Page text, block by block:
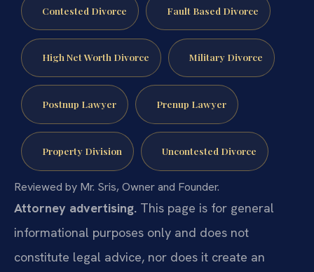
Contested Divorce Fault Based Divorce
High Net Worth Divorce Military Divorce
Postnup Lawyer Prenup Lawyer
Property Division Uncontested Divorce
Reviewed by Mr. Sris, Owner and Founder.
Attorney advertising. This page is for general
informational purposes only and does not
constitute legal advice, nor does it create an